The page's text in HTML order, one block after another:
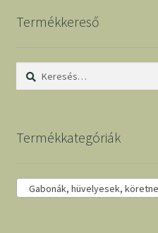
Termékkereső
Keresés:
Termékkategóriák
Gabonák, hüvelyesek,